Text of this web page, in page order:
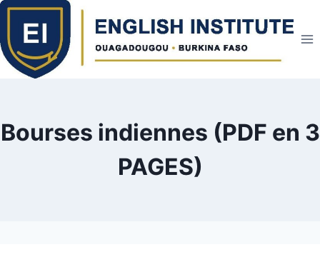
Skip
content
Bourses indiennes (PDF en 3
PAGES)